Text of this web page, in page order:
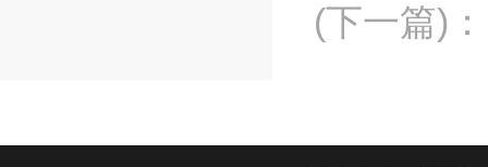
(下一篇) ：